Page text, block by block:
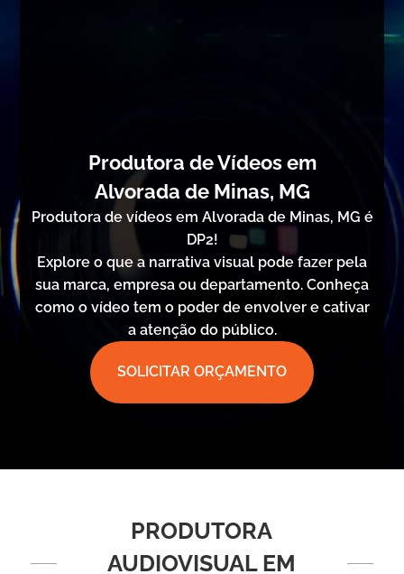
Produtora de Vídeos em
Alvorada de Minas, MG
Produtora de vídeos em Alvorada de Minas, MG é
DP2!
Explore o que a narrativa visual pode fazer pela
sua marca, empresa ou departamento. Conheça
como o vídeo tem o poder de envolver e cativar
a atenção do público.
SOLICITAR ORÇAMENTO
PRODUTORA
AUDIOVISUAL EM